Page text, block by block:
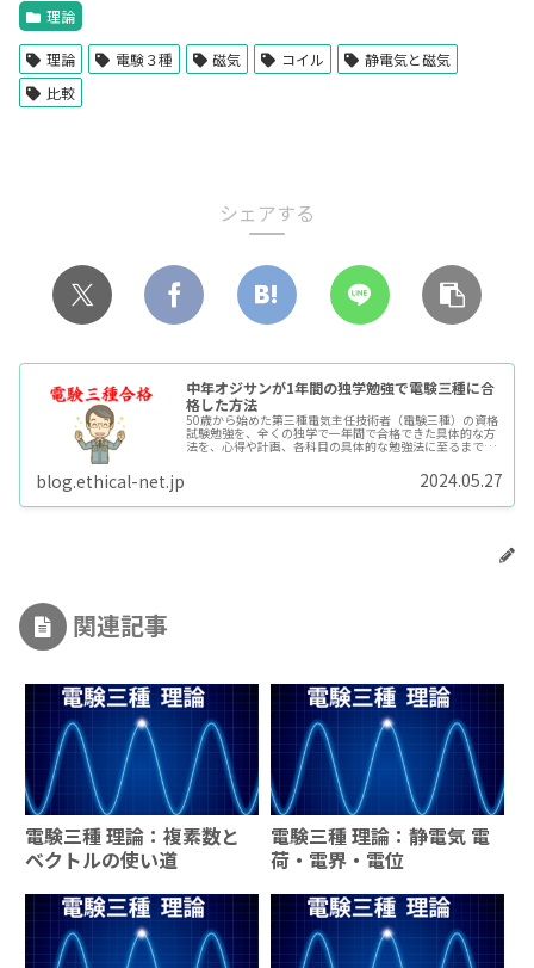
理論
理論 電験３種 磁気 コイル
静電気と磁気
比較
シェアする
中年オジサンが1年間の独学勉強で電験三種に合
格した方法
50歳から始めた第三種電気主任技術者（電験三種）の資格
試験勉強を、全くの独学で一年間で合格できた具体的な方
法を、心得や計画、各科目の具体的な勉強法に至るまで、
blog.ethical-net.jp 2024.05.27
関連記事
電験三種 理論：複素数と
ベクトルの使い道
電験三種 理論：静電気 電
荷・電界・電位